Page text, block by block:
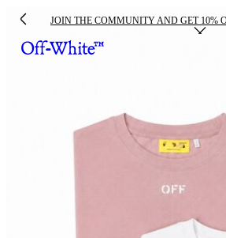
JOIN THE COMMUNITY AND GET 10%